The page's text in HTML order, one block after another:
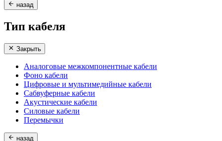
назад
Тип кабеля
Закрыть
Аналоговые межкомпонентные кабели
Фоно кабели
Цифровые и мультимедийные кабели
Сабвуферные кабели
Акустические кабели
Силовые кабели
Перемычки
назад